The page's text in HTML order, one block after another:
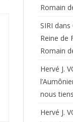
Romain
SIRI dans
Reine de
Romain
Hervé J.
nous
Hervé J.